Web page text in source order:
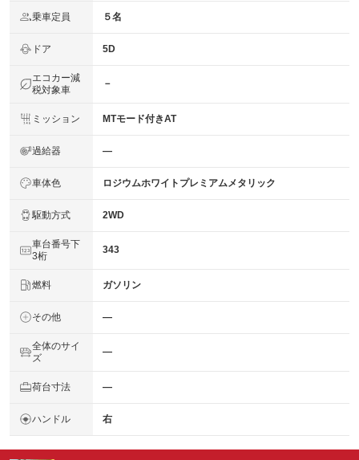
乗車定員 ５名
ドア 5D
エコカー減
税対象車
－
ミッション MTモード付きAT
過給器 ―
車体色 ロジウムホワイトプレミアムメタリック
駆動方式 2WD
車台番号下
3桁
343
燃料 ガソリン
その他 ―
全体のサイ
ズ
―
荷台寸法 ―
ハンドル 右